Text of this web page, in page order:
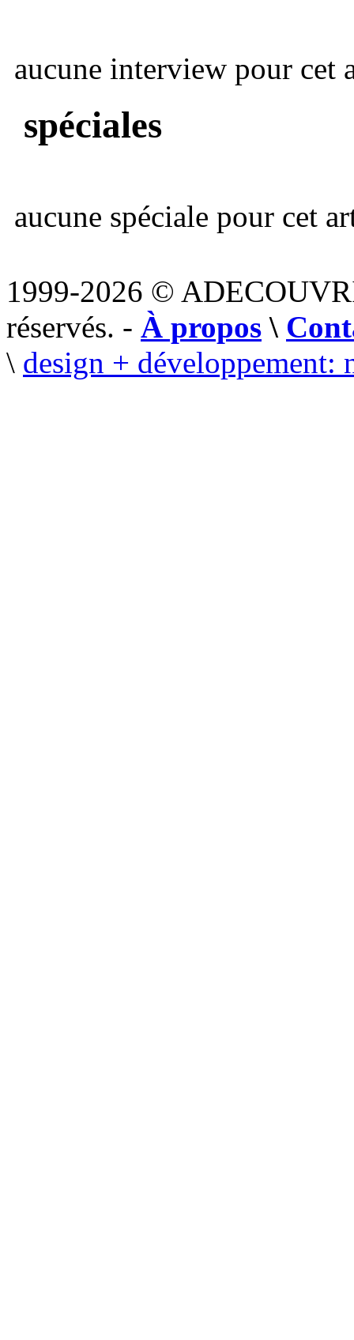
aucune interview pour cet
spéciales
aucune spéciale pour cet
1999-2026 ©
réservés. - À propos \
\ design + développement: